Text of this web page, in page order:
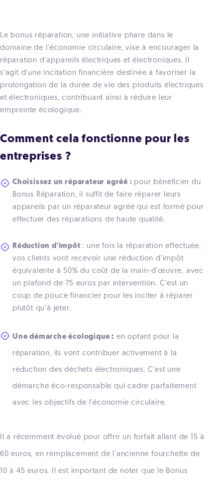
Le bonus réparation, une initiative phare dans le
domaine de l'économie circulaire, vise à encourager la
réparation d'appareils électriques et électroniques. Il
s'agit d'une incitation financière destinée à favoriser la
prolongation de la durée de vie des produits électriques
et électroniques, contribuant ainsi à réduire leur
empreinte écologique.
Comment cela fonctionne pour les
entreprises ?
Choisissez un réparateur agréé : pour bénéficier du
Bonus Réparation, il suffit de faire réparer leurs
appareils par un réparateur agréé qui est formé pour
effectuer des réparations de haute qualité.
Réduction d'impôt : une fois la réparation effectuée,
vos clients vont recevoir une réduction d'impôt
équivalente à 50% du coût de la main-d'œuvre, avec
un plafond de 75 euros par intervention. C'est un
coup de pouce financier pour les inciter à réparer
plutôt qu'à jeter.
Une démarche écologique: en optant pour la
réparation, ils vont contribuer activement à la
réduction des déchets électroniques. C'est une
démarche éco-responsable qui cadre parfaitement
avec les objectifs de l'économie circulaire.
Ila récemment évolué pour offrir un forfait allant de 15 à
60 euros, en remplacement de l'ancienne fourchette de
10 à 45 euros. Il est important de noter que le Bonus